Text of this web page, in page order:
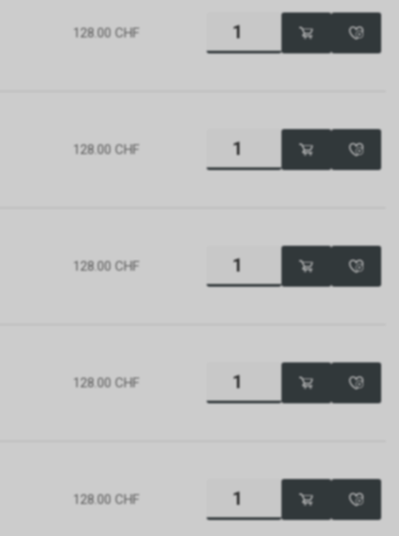
128.00 CHF
128.00 CHF
128.00 CHF
128.00 CHF
128.00 CHF
dass
nur